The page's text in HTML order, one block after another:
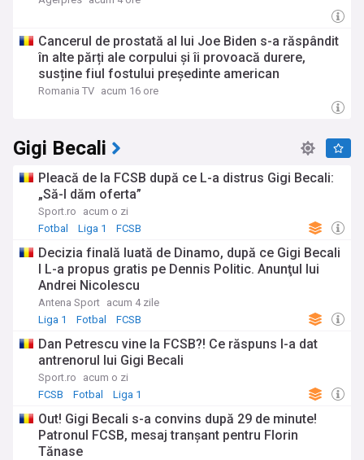
Cancerul de prostată al lui Joe Biden s-a răspândit
în alte părți ale corpului și îi provoacă durere,
susține fiul fostului președinte american
Romania TV acum 16 ore
Gigi Becali
Pleacă de la FCSB după ce L-a distrus Gigi Becali:
„Să-I dăm oferta”
Sport.ro
acum o zi
Fotbal
Liga 1 FCSB
Decizia finală luată de Dinamo, după ce Gigi Becali
I L-a propus gratis pe Dennis Politic. Anunţul lui
Andrei Nicolescu
Antena Sport acum 4 zile
Liga 1
Fotbal FCSB
Dan Petrescu vine la FCSB?! Ce răspuns I-a dat
antrenorul lui Gigi Becali
Sport.ro
acum o zi
FCSB
Fotbal Liga 1
Out! Gigi Becali s-a convins după 29 de minute!
Patronul FCSB, mesaj tranșant pentru Florin
Tănase